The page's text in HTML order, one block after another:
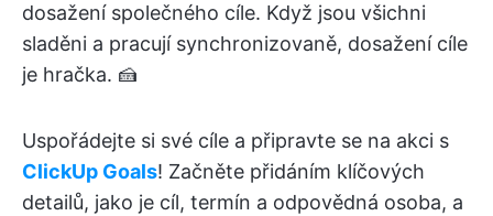
dosažení společného cíle. Když jsou všichni
sladěni a pracují synchronizovaně, dosažení cíle
je hračka. 🍰
Uspořádejte si své cíle a připravte se na akci s
ClickUp Goals! Začněte přidáním klíčových
detailů, jako je cíl, termín a odpovědná osoba, a